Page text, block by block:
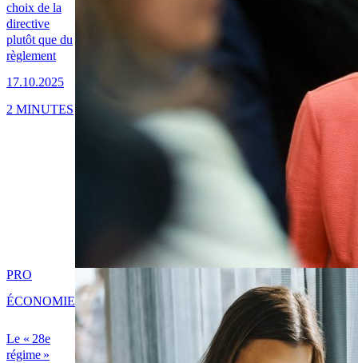
choix de la
directive
plutôt que du
règlement
17.10.2025
2 MINUTES
Le « 28e
régime »
PRO
ÉCONOMIE